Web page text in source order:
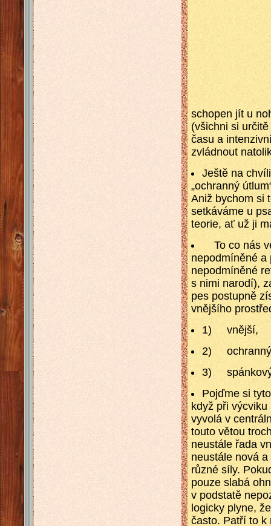
schopen jít u
(všichni si
času a
zvládnout
Ještě na
„ochranný
Aniž bychom si
setkáváme u
teorie, ať už ji
To co nás
nepodmíněné a
nepodmíněné
s nimi narodí),
pes postupně
vnějšího
1) vnější,
2) ochranný
3)
Pojďme si
když při
vyvolá v
touto větou
neustále řada
neustále nová
různé síly.
pouze slabá
v podstatě
logicky plyne,
často. Patří to k